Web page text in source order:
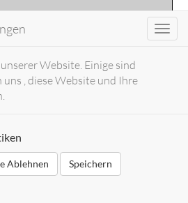
Website. Einige sind
uns , diese Website und Ihre
Ablehnen
Speichern